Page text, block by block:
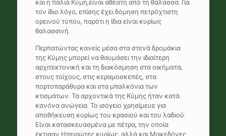
και η παλιά Κύμη,είναι αθέατη από τη θάλασσα. Για
τον ίδιο λόγο, επίσης έχει δόμηση πετρόχτιστη
ορεινού τύπου, παρότι η ίδια είναι κυρίως
θαλασσινή.
Περπατώντας κανείς μέσα στα στενά δρομάκια
της Κύμης μπορεί να θαυμάσει την ιδιαίτερη
αρχιτεκτονική και τη διακόσμηση στα οικήματα,
στους τοίχους, στις κεραμοσκεπές, στα
πορτοπαράθυρα και στα μπαλκόνια των
κτισμάτων. Τα αρχοντικά της Κύμης ήταν κατά
κανόνα ανώγεια. Το ισόγειο χρησίμευε για
αποθήκευση κυρίως του κρασιού και του λαδιού.
Είναι κατασκευασμένα με πέτρα, την οποία